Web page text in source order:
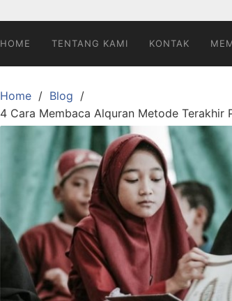
HOME TENTANG KAMI KONTAK
Home
Blog
4 Cara Membaca Alquran Metode Terakhir